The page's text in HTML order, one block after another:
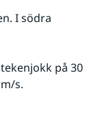
I södra
på 30
s.